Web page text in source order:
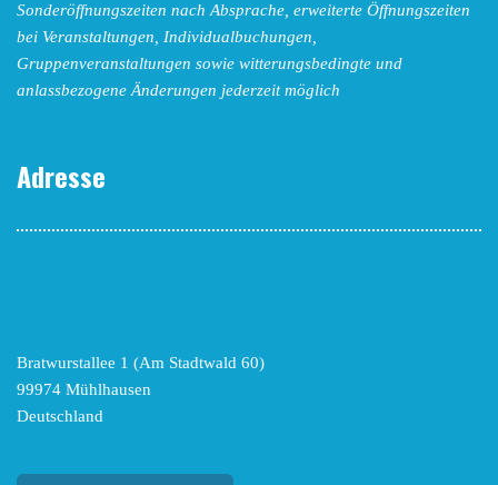
Sonderöffnungszeiten nach Absprache, erweiterte Öffnungszeiten
bei Veranstaltungen, Individualbuchungen,
Gruppenveranstaltungen sowie witterungsbedingte und
anlassbezogene Änderungen jederzeit möglich
Adresse
Bratwurstallee 1 (Am Stadtwald 60)
99974 Mühlhausen
Deutschland